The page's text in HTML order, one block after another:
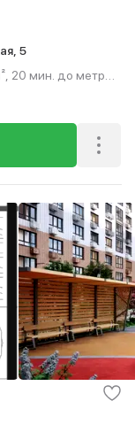
5
20 мин. до метро